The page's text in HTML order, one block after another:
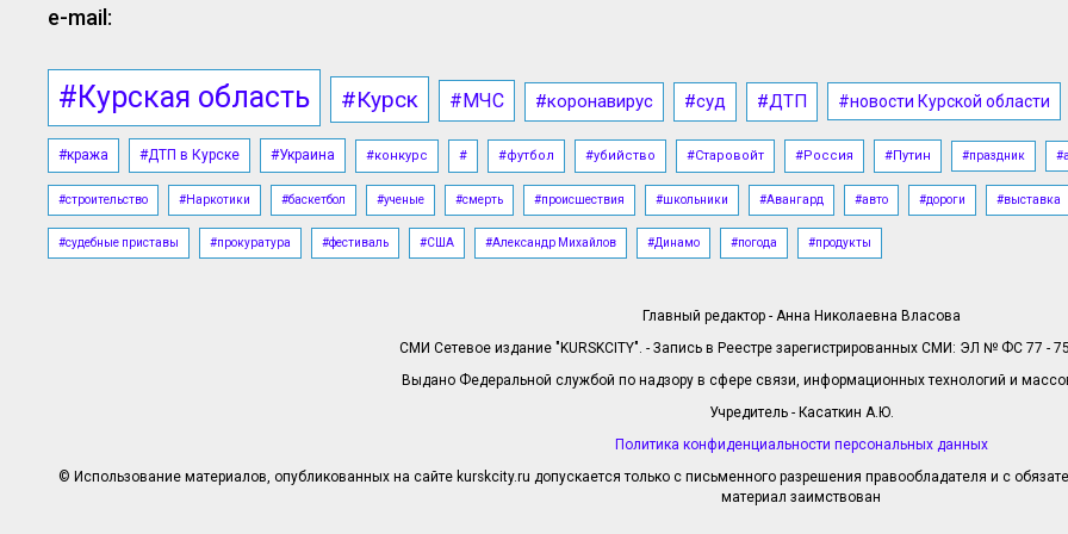
e-mail:
#Курская область #Курск #МЧС #коронавирус #суд #ДТП #новости Курской области
#кража #ДТП в Курске #Украина #конкурс # #футбол #убийство #Старовойт #Россия #Путин #праздник
#строительство #Наркотики #баскетбол #ученые #смерть #происшествия #школьники #Авангард #авто #дороги #выставка
#судебные приставы #прокуратура #фестиваль #США #Александр Михайлов #Динамо #погода #продукты
Главный редактор - Анна Николаевна Власова
СМИ Сетевое издание "KURSKCITY". - Запись в Реестре зарегистрированных СМИ: ЭЛ № ФС 77 -
Выдано Федеральной службой по надзору в сфере связи, информационных технологий и
Учредитель - Касаткин А.Ю.
Политика конфиденциальности персональных данных
© Использование материалов, опубликованных на сайте kurskcity.ru допускается только с письменного разрешения правообладателя и с
материал заимствован